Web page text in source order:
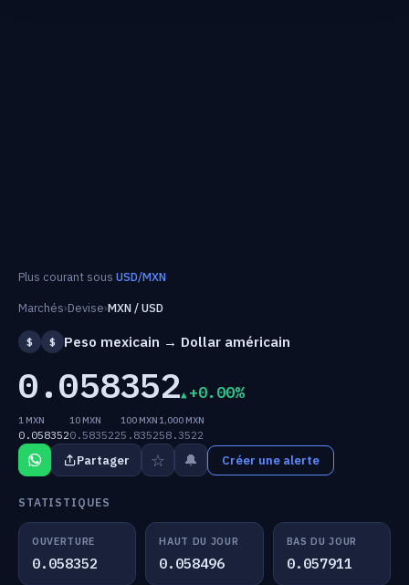
Plus courant sous USD/MXN
Marchés›Devise›MXN / USD
$ $ Peso mexicain → Dollar américain
0.058352 +0.00%
1 MXN
0.058352
10 MXN
0.583522
100 MXN
5.8352
1,000 MXN
58.3522
Partager ☆ 🔔 Créer une alerte
STATISTIQUES
OUVERTURE
0.058352
HAUT DU JOUR
0.058496
BAS DU JOUR
0.057911